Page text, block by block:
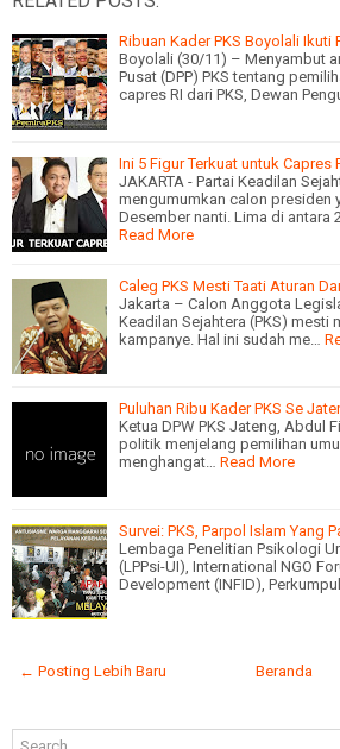
Ribuan Kader PKS Boyolali Ikuti
Boyolali (30/11) – Menyambut
Pusat (DPP) PKS tentang
capres RI dari PKS, Dewan
Ini 5 Figur Terkuat untuk Capres
JAKARTA - Partai Keadilan
mengumumkan calon presiden
Desember nanti. Lima di antara
Read More
Caleg PKS Mesti Taati Aturan
Jakarta – Calon Anggota
Keadilan Sejahtera (PKS) mesti
kampanye. Hal ini sudah me…
Puluhan Ribu Kader PKS Se
Ketua DPW PKS Jateng, Abdul
politik menjelang pemilihan
menghangat…
Read More
Survei: PKS, Parpol Islam Yang
Lembaga Penelitian Psikologi
(LPPsi-UI), International NGO
Development (INFID),
← Posting Lebih Baru Beranda